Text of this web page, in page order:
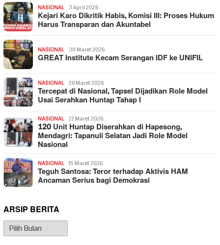
NASIONAL 3 April 2026
Kejari Karo Dikritik Habis, Komisi III: Proses Hukum
Harus Transparan dan Akuntabel
NASIONAL 30 Maret 2026
GREAT Institute Kecam Serangan IDF ke UNIFIL
NASIONAL 28 Maret 2026
Tercepat di Nasional, Tapsel Dijadikan Role Model
Usai Serahkan Huntap Tahap I
NASIONAL 27 Maret 2026
120 Unit Huntap Diserahkan di Hapesong,
Mendagri: Tapanuli Selatan Jadi Role Model
Nasional
NASIONAL 15 Maret 2026
Teguh Santosa: Teror terhadap Aktivis HAM
Ancaman Serius bagi Demokrasi
ARSIP BERITA
Arsip
Berita